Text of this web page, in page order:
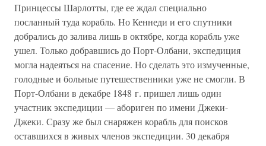
Принцессы Шарлотты, где ее ждал специально
посланный туда корабль. Но Кеннеди и его спутники
добрались до залива лишь в октябре, когда корабль уже
ушел. Только добравшись до Порт-Олбани, экспедиция
могла надеяться на спасение. Но сделать это измученные,
голодные и больные путешественники уже не смогли. В
Порт-Олбани в декабре 1848 г. пришел лишь один
участник экспедиции — абориген по имени Джеки-
Джеки. Сразу же был снаряжен корабль для поисков
оставшихся в живых членов экспедиции. 30 декабря